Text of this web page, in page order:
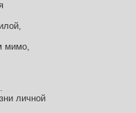
мимо,
личной